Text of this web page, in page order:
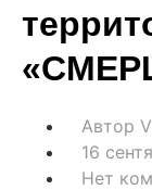
Автор
16
Нет